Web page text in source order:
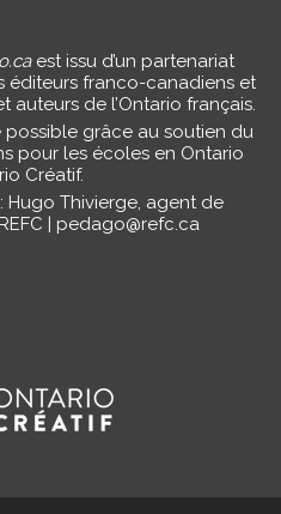
est issu d’un partenariat
éditeurs franco-canadiens et
auteurs de l’Ontario français.
grâce au soutien du
pour les écoles en Ontario
Créatif.
Hugo Thivierge, agent de
| pedago@refc.ca